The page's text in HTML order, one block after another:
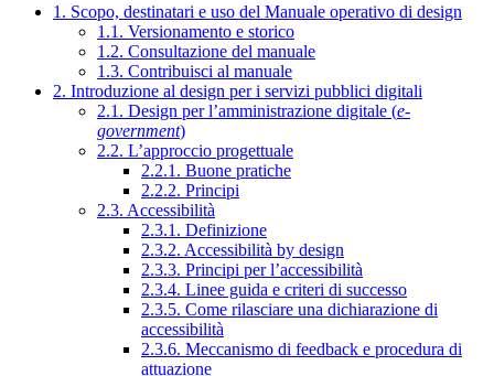
1. Scopo, destinatari e uso del Manuale operativo di design
1.1. Versionamento e storico
1.2. Consultazione del manuale
1.3. Contribuisci al manuale
2. Introduzione al design per i servizi pubblici digitali
2.1. Design per l’amministrazione digitale (e-
government)
2.2. L’approccio progettuale
2.2.1. Buone pratiche
2.2.2. Principi
2.3. Accessibilità
2.3.1. Definizione
2.3.2. Accessibilità by design
2.3.3. Principi per l’accessibilità
2.3.4. Linee guida e criteri di successo
2.3.5. Come rilasciare una dichiarazione di
accessibilità
2.3.6. Meccanismo di feedback e procedura di
attuazione